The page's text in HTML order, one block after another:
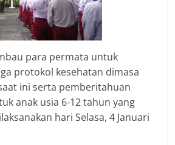
para permata untuk
protokol kesehatan dimasa
ini serta pemberitahuan
anak usia 6-12 tahun yang
hari Selasa, 4 Januari